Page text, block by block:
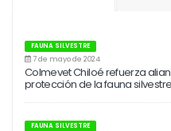
FAUNA SILVESTRE
7 de mayo de 2024
Colmevet Chiloé refuerza
protección de la fauna
FAUNA SILVESTRE